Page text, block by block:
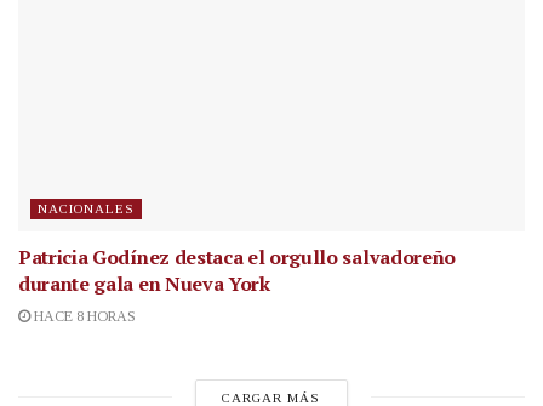
NACIONALES
Patricia Godínez destaca el orgullo salvadoreño
durante gala en Nueva York
HACE 8 HORAS
CARGAR MÁS